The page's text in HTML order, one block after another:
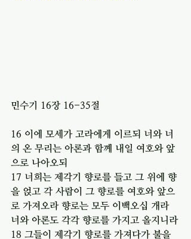
민수기 16장 16-35절
16 이에 모세가 고라에게 이르되 너와 너
의 온 무리는 아론과 함께 내일 여호와 앞
으로 나아오되
17 너희는 제각기 향로를 들고 그 위에 향
을 얹고 각 사람이 그 향로를 여호와 앞으
로 가져오라 향로는 모두 이백오십 개라
너와 아론도 각각 향로를 가지고 올지니라
18 그들이 제각기 향로를 가져다가 불을